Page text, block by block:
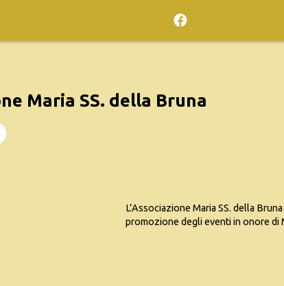
Maria SS. della Bruna
L’Associazione Maria SS. della
promozione degli eventi in onore di